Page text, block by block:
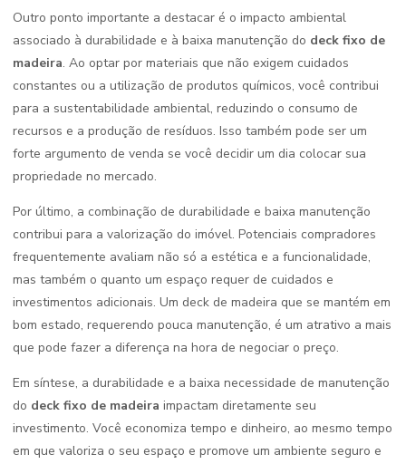
Outro ponto importante a destacar é o impacto ambiental
associado à durabilidade e à baixa manutenção do deck fixo de
madeira. Ao optar por materiais que não exigem cuidados
constantes ou a utilização de produtos químicos, você contribui
para a sustentabilidade ambiental, reduzindo o consumo de
recursos e a produção de resíduos. Isso também pode ser um
forte argumento de venda se você decidir um dia colocar sua
propriedade no mercado.
Por último, a combinação de durabilidade e baixa manutenção
contribui para a valorização do imóvel. Potenciais compradores
frequentemente avaliam não só a estética e a funcionalidade,
mas também o quanto um espaço requer de cuidados e
investimentos adicionais. Um deck de madeira que se mantém em
bom estado, requerendo pouca manutenção, é um atrativo a mais
que pode fazer a diferença na hora de negociar o preço.
Em síntese, a durabilidade e a baixa necessidade de manutenção
do deck fixo de madeira impactam diretamente seu
investimento. Você economiza tempo e dinheiro, ao mesmo tempo
em que valoriza o seu espaço e promove um ambiente seguro e